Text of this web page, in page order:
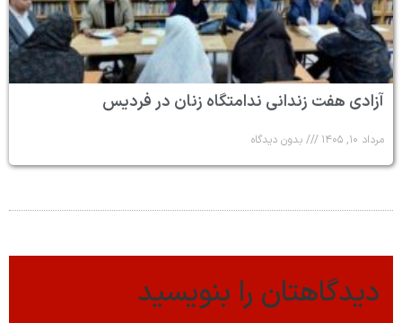
آزادی هفت زندانی ندامتگاه زنان در فردیس
مرداد ۱۰, ۱۴۰۵ بدون دیدگاه
دیدگاهتان را بنویسید